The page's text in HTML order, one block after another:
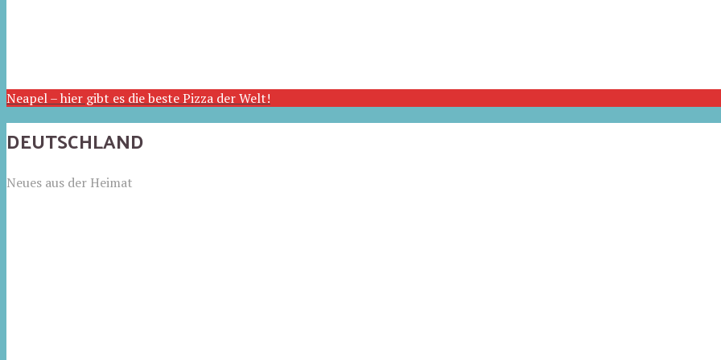
Neapel – hier gibt es die beste Pizza der Welt!
DEUTSCHLAND
Neues aus der Heimat